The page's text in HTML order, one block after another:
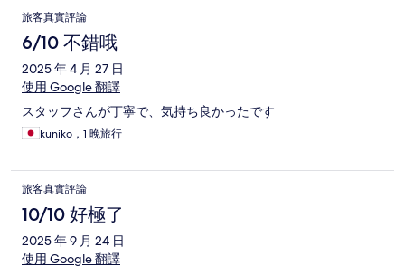
旅客真實評論
6/10 不錯哦
2025 年 4 月 27 日
使用 Google 翻譯
スタッフさんが丁寧で、気持ち良かったです
kuniko，1 晚旅行
旅客真實評論
10/10 好極了
2025 年 9 月 24 日
使用 Google 翻譯